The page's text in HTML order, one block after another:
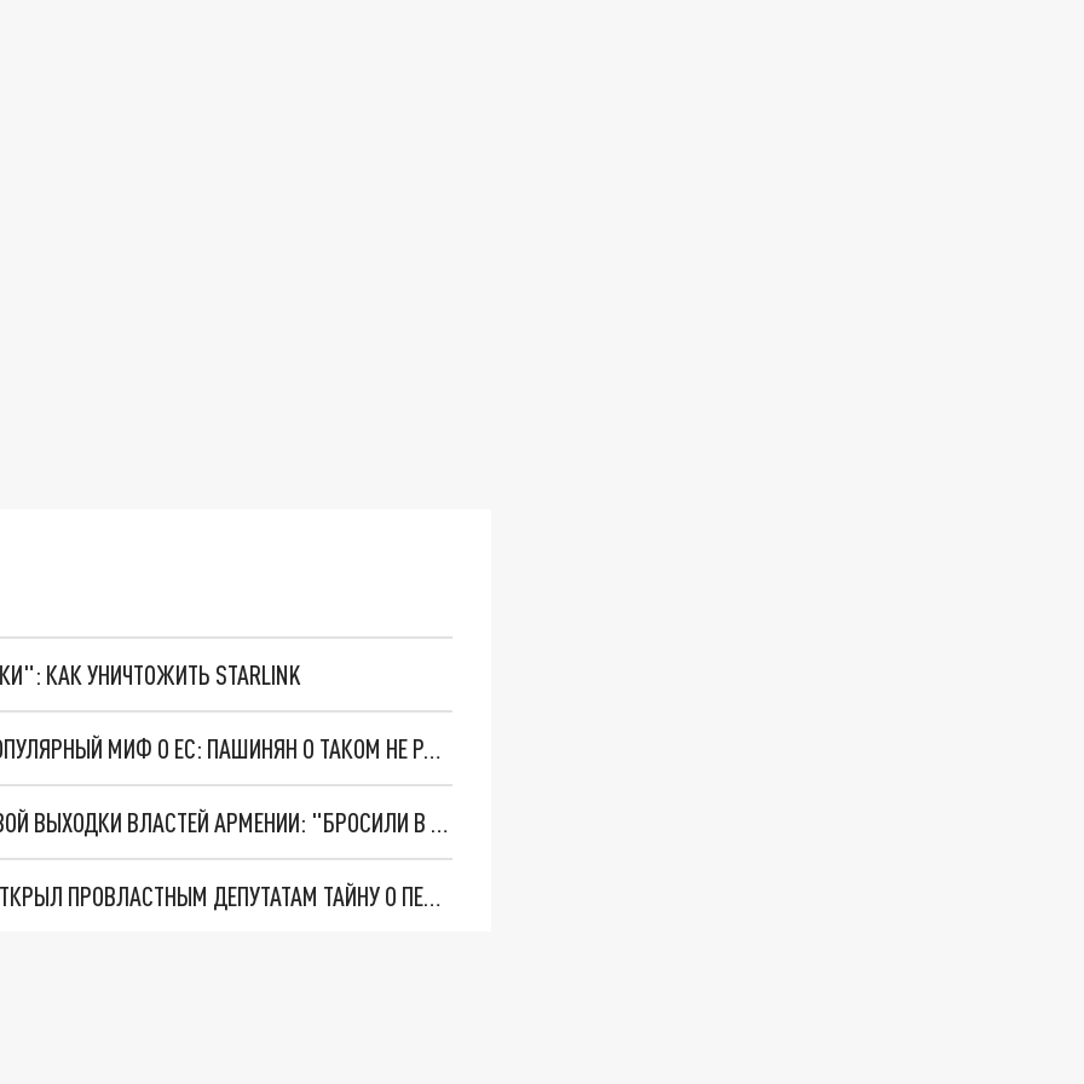
КАК УНИЧТОЖИТЬ STARLINK
ПРОЗАПАДНИКАМ В АРМЕНИИ РАЗВЕНЧАЛИ ПОПУЛЯРНЫЙ МИФ О ЕС: ПАШИНЯН О ТАКОМ НЕ РАССКАЖЕТ
"ТОВАРИЩ ГЕНЕРАЛ" ПРИШЁЛ В УЖАС ОТ НОВОЙ ВЫХОДКИ ВЛАСТЕЙ АРМЕНИИ: "БРОСИЛИ В ПОМОЙКУ"
А ПАШИНЯН В КУРСЕ? ГЛАВА МИД АРМЕНИИ ОТКРЫЛ ПРОВЛАСТНЫМ ДЕПУТАТАМ ТАЙНУ О ПЕРЕГОВОРАХ С БАКУ